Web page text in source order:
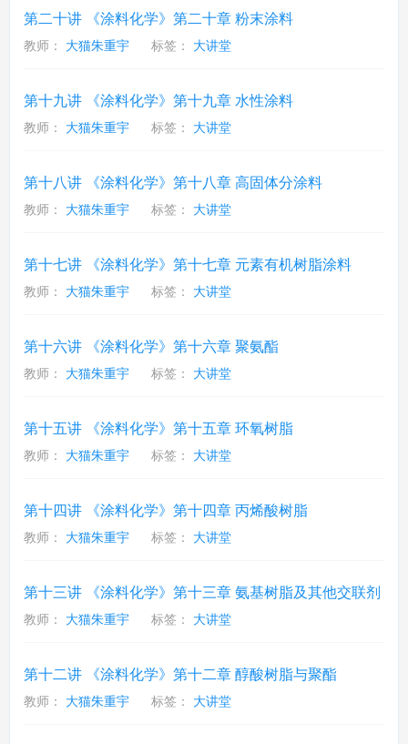
第二十讲 《涂料化学》第二十章 粉末涂料
教师： 大猫朱重宇 标签： 大讲堂
第十九讲 《涂料化学》第十九章 水性涂料
教师： 大猫朱重宇 标签： 大讲堂
第十八讲 《涂料化学》第十八章 高固体分涂料
教师： 大猫朱重宇 标签： 大讲堂
第十七讲 《涂料化学》第十七章 元素有机树脂涂料
教师： 大猫朱重宇 标签： 大讲堂
第十六讲 《涂料化学》第十六章 聚氨酯
教师： 大猫朱重宇 标签： 大讲堂
第十五讲 《涂料化学》第十五章 环氧树脂
教师： 大猫朱重宇 标签： 大讲堂
第十四讲 《涂料化学》第十四章 丙烯酸树脂
教师： 大猫朱重宇 标签： 大讲堂
第十三讲 《涂料化学》第十三章 氨基树脂及其他交联剂
教师： 大猫朱重宇 标签： 大讲堂
第十二讲 《涂料化学》第十二章 醇酸树脂与聚酯
教师： 大猫朱重宇 标签： 大讲堂